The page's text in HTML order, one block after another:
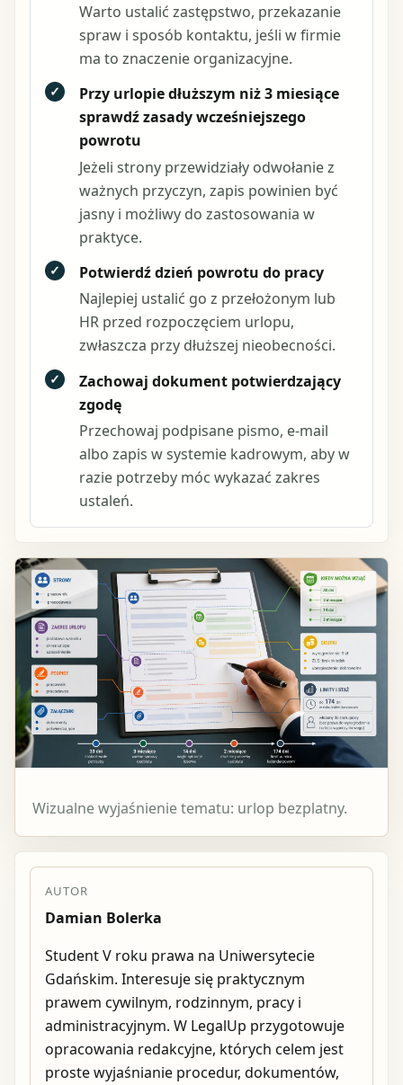
Warto ustalić zastępstwo, przekazanie
spraw i sposób kontaktu, jeśli w firmie
ma to znaczenie organizacyjne.
✓
Przy urlopie dłuższym niż 3 miesiące
sprawdź zasady wcześniejszego
powrotu
Jeżeli strony przewidziały odwołanie z
ważnych przyczyn, zapis powinien być
jasny i możliwy do zastosowania w
praktyce.
✓
Potwierdź dzień powrotu do pracy
Najlepiej ustalić go z przełożonym lub
HR przed rozpoczęciem urlopu,
zwłaszcza przy dłuższej nieobecności.
✓
Zachowaj dokument potwierdzający
zgodę
Przechowaj podpisane pismo, e-mail
albo zapis w systemie kadrowym, aby w
razie potrzeby móc wykazać zakres
ustaleń.
Wizualne wyjaśnienie tematu: urlop bezplatny.
AUTOR
Damian Bolerka
Student V roku prawa na Uniwersytecie
Gdańskim. Interesuje się praktycznym
prawem cywilnym, rodzinnym, pracy i
administracyjnym. W LegalUp przygotowuje
opracowania redakcyjne, których celem jest
proste wyjaśnianie procedur, dokumentów,